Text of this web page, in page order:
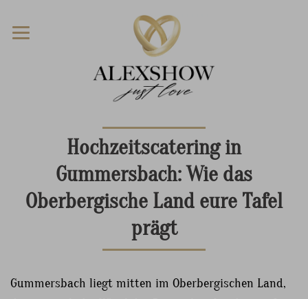
Hochzeitscatering in
Gummersbach: Wie das
Oberbergische Land eure Tafel
prägt
Gummersbach liegt mitten im Oberbergischen Land,